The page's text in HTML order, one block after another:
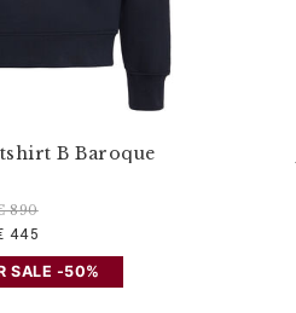
B Baroque
890
445
SALE -50%